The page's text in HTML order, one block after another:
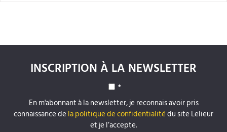
INSCRIPTION À LA NEWSLETTER
*
En m'abonnant à la newsletter, je reconnais avoir pris
connaissance de la politique de confidentialitédu site Lelieur
et je l’accepte.